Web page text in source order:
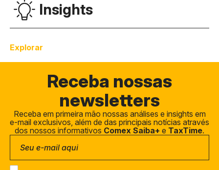
Insights
Explorar
Receba nossas
newsletters
Receba em primeira mão nossas análises e insights em
e-mail exclusivos, além de das principais notícias através
dos nossos informativos Comex Saiba+ e TaxTime.